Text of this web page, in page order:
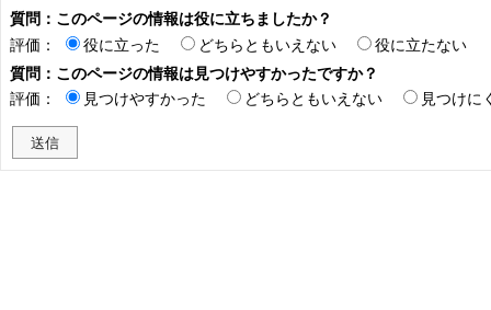
質問：このページの情報は役に立ちましたか？
評価：
役に立った どちらともいえない
役に立たない
質問：このページの情報は見つけやすかったですか？
評価：
見つけやすかった どちらともいえない 見つけに